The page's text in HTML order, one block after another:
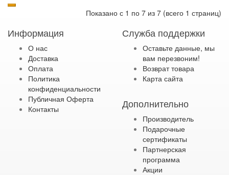
Показано с 1 по 7 из 7 (всего 1 страниц)
Информация
О нас
Доставка
Оплата
Политика
конфиденциальности
Публичная Оферта
Контакты
Служба поддержки
Оставьте данные, мы
вам перезвоним!
Возврат товара
Карта сайта
Дополнительно
Производитель
Подарочные
сертификаты
Партнерская
программа
Акции